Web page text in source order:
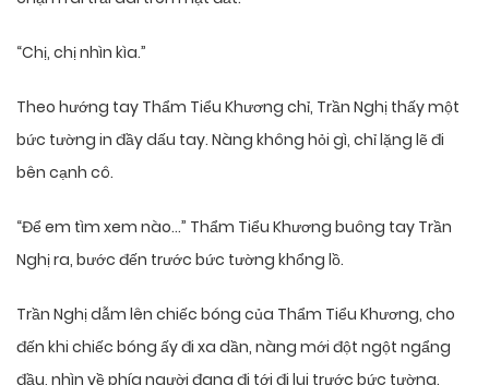
“Chị, chị nhìn kìa.”
Theo hướng tay Thẩm Tiểu Khương chỉ, Trần Nghị thấy một
bức tường in đầy dấu tay. Nàng không hỏi gì, chỉ lặng lẽ đi
bên cạnh cô.
“Để em tìm xem nào…” Thẩm Tiểu Khương buông tay Trần
Nghị ra, bước đến trước bức tường khổng lồ.
Trần Nghị dẫm lên chiếc bóng của Thẩm Tiểu Khương, cho
đến khi chiếc bóng ấy đi xa dần, nàng mới đột ngột ngẩng
đầu, nhìn về phía người đang đi tới đi lui trước bức tường.